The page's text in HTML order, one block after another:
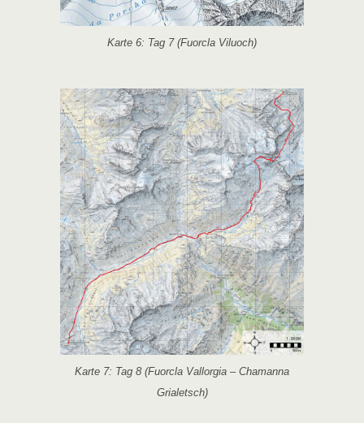
Karte 6: Tag 7 (Fuorcla Viluoch)
Karte 7: Tag 8 (Fuorcla Vallorgia – Chamanna
Grialetsch)